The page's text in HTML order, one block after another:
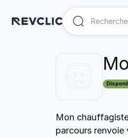
Mon
parcours